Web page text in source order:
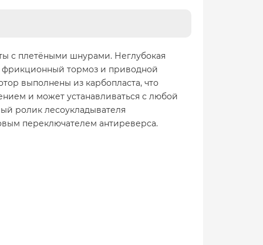
с плетёными шнурами. Неглубокая
фрикционный тормоз и приводной
выполнены из карбопласта, что
и может устанавливаться с любой
ролик лесоукладывателя
переключателем антиреверса.